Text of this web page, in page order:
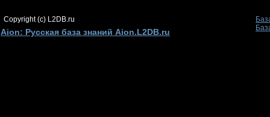
Copyright (c) L2DB.ru
Aion: Русская база знаний Aion.L2DB.ru